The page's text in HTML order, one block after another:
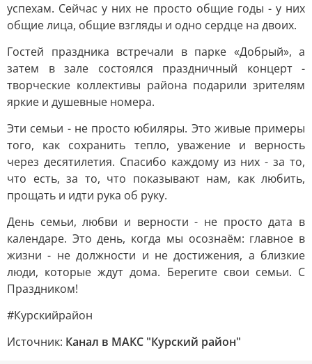
успехам. Сейчас у них не просто общие годы - у них
общие лица, общие взгляды и одно сердце на двоих.
Гостей праздника встречали в парке «Добрый», а
затем в зале состоялся праздничный концерт -
творческие коллективы района подарили зрителям
яркие и душевные номера.
Эти семьи - не просто юбиляры. Это живые примеры
того, как сохранить тепло, уважение и верность
через десятилетия. Спасибо каждому из них - за то,
что есть, за то, что показывают нам, как любить,
прощать и идти рука об руку.
День семьи, любви и верности - не просто дата в
календаре. Это день, когда мы осознаём: главное в
жизни - не должности и не достижения, а близкие
люди, которые ждут дома. Берегите свои семьи. С
Праздником!
#Курскийрайон
Источник: Канал в МАКС "Курский район"